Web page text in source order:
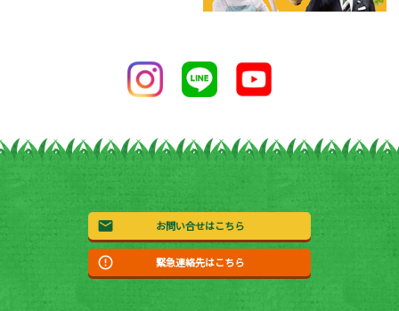
お問い合せはこちら
緊急連絡先はこちら